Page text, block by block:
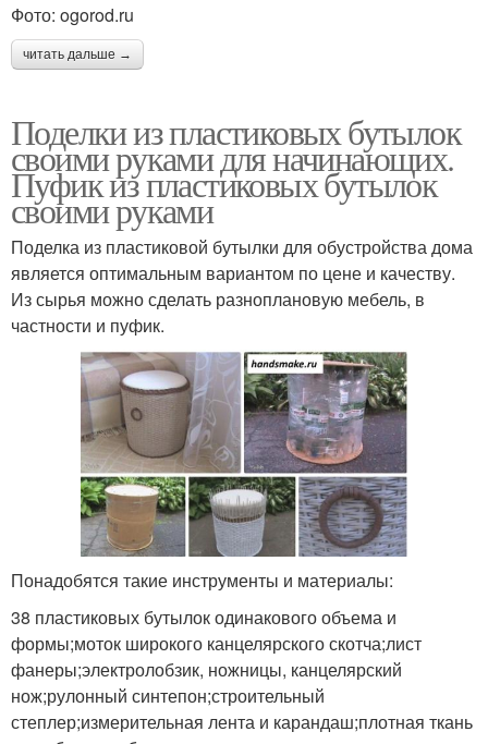
Фото: ogorod.ru
читать дальше →
Поделки из пластиковых бутылок
своими руками для начинающих.
Пуфик из пластиковых бутылок
своими руками
Поделка из пластиковой бутылки для обустройства дома
является оптимальным вариантом по цене и качеству.
Из сырья можно сделать разноплановую мебель, в
частности и пуфик.
Понадобятся такие инструменты и материалы:
38 пластиковых бутылок одинакового объема и
формы;моток широкого канцелярского скотча;лист
фанеры;электролобзик, ножницы, канцелярский
нож;рулонный синтепон;строительный
степлер;измерительная лента и карандаш;плотная ткань